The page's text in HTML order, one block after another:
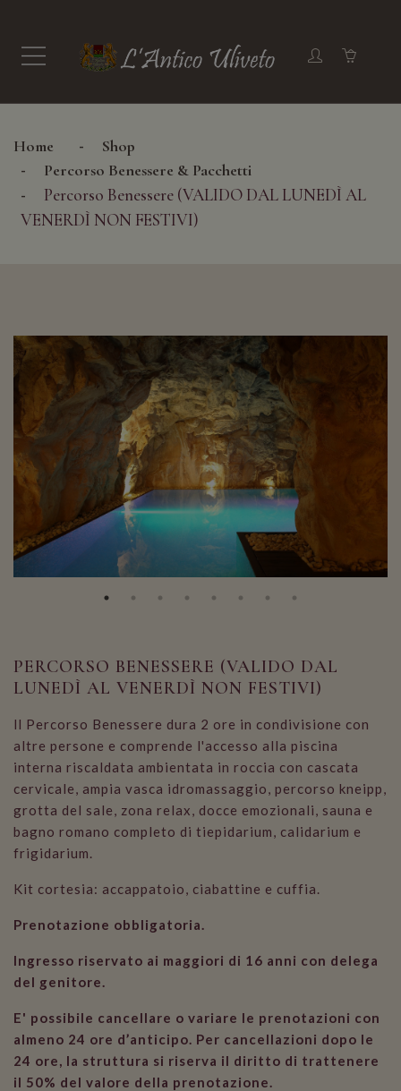
Home
Shop
Percorso Benessere & Pacchetti
Percorso Benessere (VALIDO DAL LUNEDÌ AL
VENERDÌ NON FESTIVI)
PERCORSO BENESSERE (VALIDO DAL
LUNEDÌ AL VENERDÌ NON FESTIVI)
ll Percorso Benessere dura 2 ore in condivisione con
altre persone e comprende l'accesso alla piscina
interna riscaldata ambientata in roccia con cascata
cervicale, ampia vasca idromassaggio, percorso kneipp,
grotta del sale, zona relax, docce emozionali, sauna e
bagno romano completo di tiepidarium, calidarium e
frigidarium.
Kit cortesia: accappatoio, ciabattine e cuffia.
Prenotazione obbligatoria.
Ingresso riservato ai maggiori di 16 anni con delega
del genitore.
E' possibile cancellare o variare le prenotazioni con
almeno 24 ore d’anticipo. Per cancellazioni dopo le
24 ore, la struttura si riserva il diritto di trattenere
il 50% del valore della prenotazione.